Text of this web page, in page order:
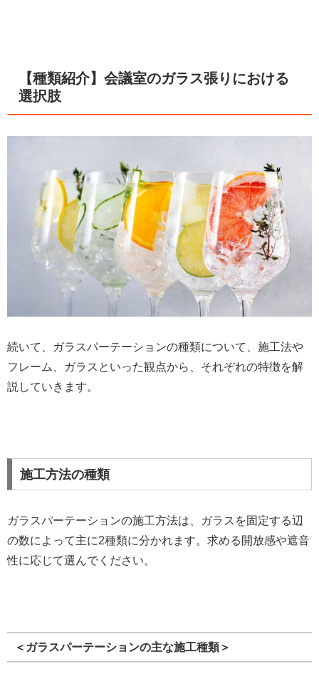
【種類紹介】会議室のガラス張りにおける
選択肢
続いて、ガラスパーテーションの種類について、施工法や
フレーム、ガラスといった観点から、それぞれの特徴を解
説していきます。
施工方法の種類
ガラスパーテーションの施工方法は、ガラスを固定する辺
の数によって主に2種類に分かれます。求める開放感や遮音
性に応じて選んでください。
＜ガラスパーテーションの主な施工種類＞